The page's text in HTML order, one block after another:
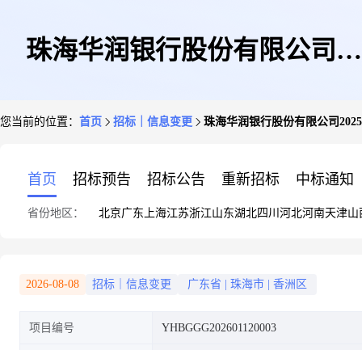
珠海华润银行股份有限公司
您当前的位置： 首页 招标｜信息变更 珠海华润银行股份有限公司
首页 招标预告 招标公告 重新招标 中标通知
省份地区： 北京广东 上海江苏浙江山东湖北四川 河北河南天津山
2026-08-08 招标｜信息变更 广东省 珠海市 香洲区
项目编号 YHBGGG202601120003